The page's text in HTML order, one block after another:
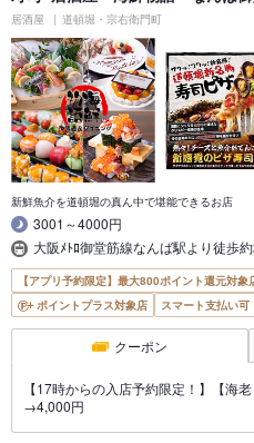
居酒屋 道頓堀・宗右衛門町
新鮮魚介を道頓堀の真ん中で堪能できるお店
3001～4000円
大阪ﾒﾄﾛ御堂筋線なんば駅より徒歩
【アプリ予約限定】最大800ポイント還元対象
ポイントプラス対象店
スマート支払い可
クーポン
【17時からの入店予約限定！】【海
→4,000円